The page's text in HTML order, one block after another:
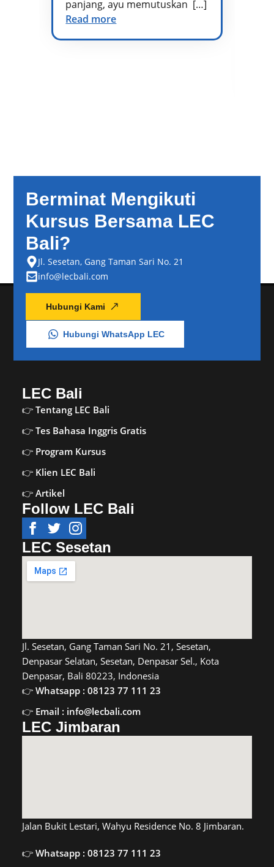
panjang, ayu memutuskan […]
Read more
Berminat Mengikuti
Kursus Bersama LEC
Bali?
Jl. Sesetan, Gang Taman Sari No. 21
info@lecbali.com
Hubungi Kami
Hubungi WhatsApp LEC
LEC Bali
Tentang LEC Bali
Tes Bahasa Inggris Gratis
Program Kursus
Klien LEC Bali
Artikel
Follow LEC Bali
LEC Sesetan
Jl. Sesetan, Gang Taman Sari No. 21, Sesetan,
Denpasar Selatan, Sesetan, Denpasar Sel., Kota
Denpasar, Bali 80223, Indonesia
Whatsapp : 08123 77 111 23
Email : info@lecbali.com
LEC Jimbaran
Jalan Bukit Lestari, Wahyu Residence No. 8 Jimbaran.
Whatsapp : 08123 77 111 23